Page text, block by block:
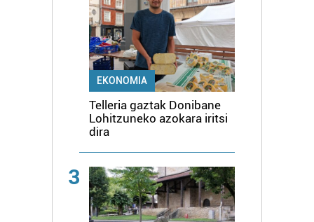
EKONOMIA
Telleria gaztak Donibane
Lohitzuneko azokara iritsi
dira
3